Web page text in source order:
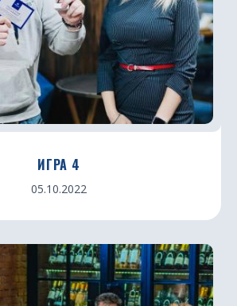
ИГРА 4
05.10.2022